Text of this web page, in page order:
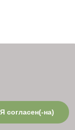
Я согласен(-на)